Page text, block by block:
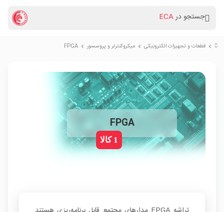
جستجو درECA
chevron_right قطعات و تجهیزات الکترونیکی chevron_right میکروکنترلر و پروسسور chevron_right
FPGA
FPGA
1 کالا